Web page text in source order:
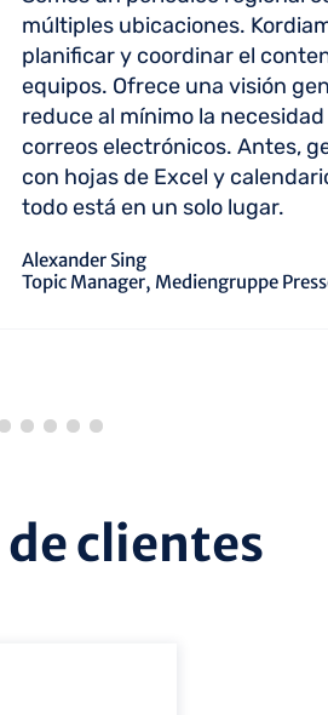
múltiples ubicaciones.
planificar y coordinar el
equipos. Ofrece una visión
reduce al mínimo la
correos electrónicos. Antes,
con hojas de Excel y
todo está en un solo lugar.
Alexander Sing
Topic Manager, Mediengruppe
clientes